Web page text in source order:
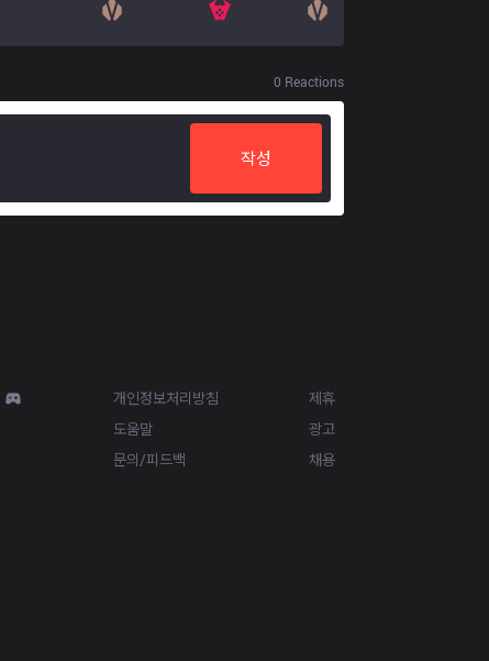
0 Reactions
작성
개인정보처리방침
도움말
문의/피드백
제휴
광고
채용